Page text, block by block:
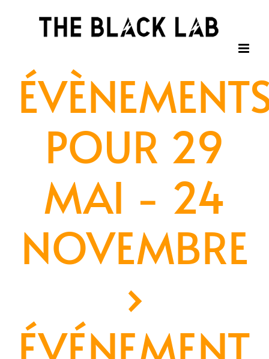
POUR 29
MAI - 24
NOVEMBRE
›